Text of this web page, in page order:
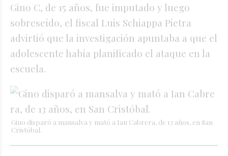
Gino C, de 15 años, fue imputado y luego
sobreseído, el fiscal Luis Schiappa Pietra
advirtió que la investigación apuntaba a que el
adolescente había planificado el ataque en la
escuela.
Gino disparó a mansalva y mató a Ian Cabrera, de 13 años, en San
Cristóbal.